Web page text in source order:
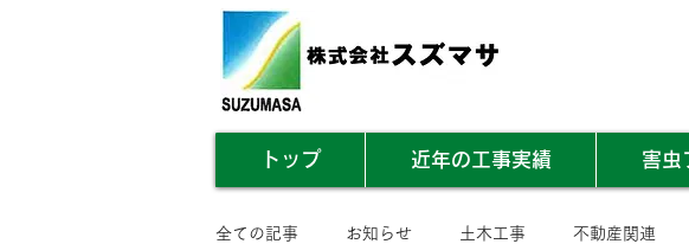
トップ 近年の工事実績 害虫
全ての記事 お知らせ 土木工事 不動産関連